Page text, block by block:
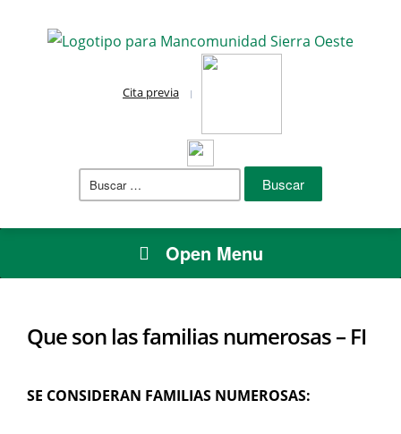
Cita previa
Buscar:
Open Menu
Que son las familias numerosas – FI
SE CONSIDERAN FAMILIAS NUMEROSAS: